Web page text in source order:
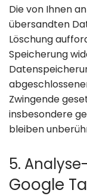
Die von Ihnen
übersandten
Löschung
Speicherung
Zwingende
insbesondere
bleiben
5.
Google